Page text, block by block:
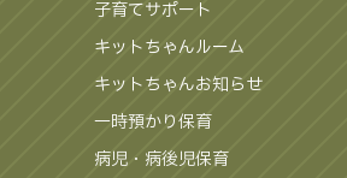
子育てサポート
キットちゃんルーム
キットちゃんお知らせ
一時預かり保育
病児・病後児保育